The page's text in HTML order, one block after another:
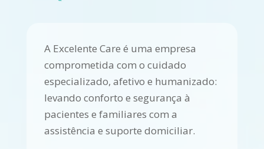
A Excelente Care é uma empresa
comprometida com o cuidado
especializado, afetivo e humanizado:
levando conforto e segurança à
pacientes e familiares com a
assistência e suporte domiciliar.